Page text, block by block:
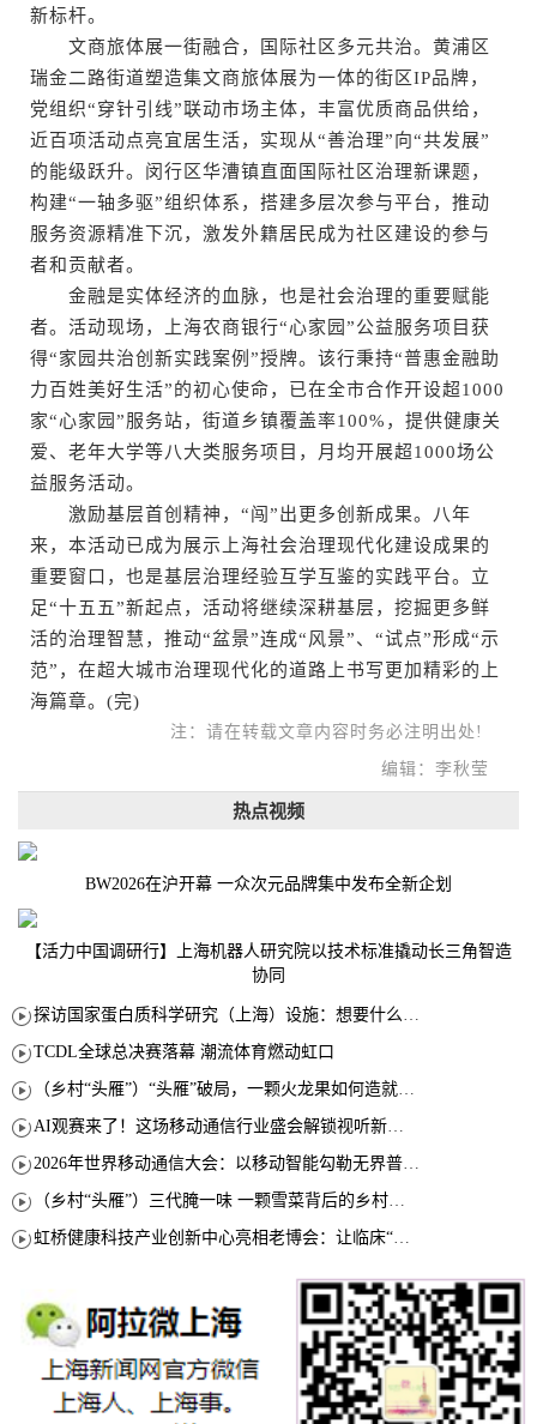
新标杆。
文商旅体展一街融合，国际社区多元共治。黄浦区
瑞金二路街道塑造集文商旅体展为一体的街区IP品牌，
党组织“穿针引线”联动市场主体，丰富优质商品供给，
近百项活动点亮宜居生活，实现从“善治理”向“共发展”
的能级跃升。闵行区华漕镇直面国际社区治理新课题，
构建“一轴多驱”组织体系，搭建多层次参与平台，推动
服务资源精准下沉，激发外籍居民成为社区建设的参与
者和贡献者。
金融是实体经济的血脉，也是社会治理的重要赋能
者。活动现场，上海农商银行“心家园”公益服务项目获
得“家园共治创新实践案例”授牌。该行秉持“普惠金融助
力百姓美好生活”的初心使命，已在全市合作开设超1000
家“心家园”服务站，街道乡镇覆盖率100%，提供健康关
爱、老年大学等八大类服务项目，月均开展超1000场公
益服务活动。
激励基层首创精神，“闯”出更多创新成果。八年
来，本活动已成为展示上海社会治理现代化建设成果的
重要窗口，也是基层治理经验互学互鉴的实践平台。立
足“十五五”新起点，活动将继续深耕基层，挖掘更多鲜
活的治理智慧，推动“盆景”连成“风景”、“试点”形成“示
范”，在超大城市治理现代化的道路上书写更加精彩的上
海篇章。(完)
注：请在转载文章内容时务必注明出处!
编辑：李秋莹
热点视频
BW2026在沪开幕 一众次元品牌集中发布全新企划
【活力中国调研行】上海机器人研究院以技术标准撬动长三角智造
协同
探访国家蛋白质科学研究（上海）设施：想要什么蛋白 AI直接设计合成
TCDL全球总决赛落幕 潮流体育燃动虹口
（乡村“头雁”）“头雁”破局，一颗火龙果如何造就沪上乡村特色产业化路径
AI观赛来了！这场移动通信行业盛会解锁视听新玩法
2026年世界移动通信大会：以移动智能勾勒无界普惠新愿景
（乡村“头雁”）三代腌一味 一颗雪菜背后的乡村致富经
虹桥健康科技产业创新中心亮相老博会：让临床“需求”定义银发经济新生态